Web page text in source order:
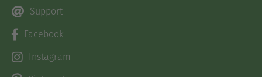
Support
Facebook
Instagram